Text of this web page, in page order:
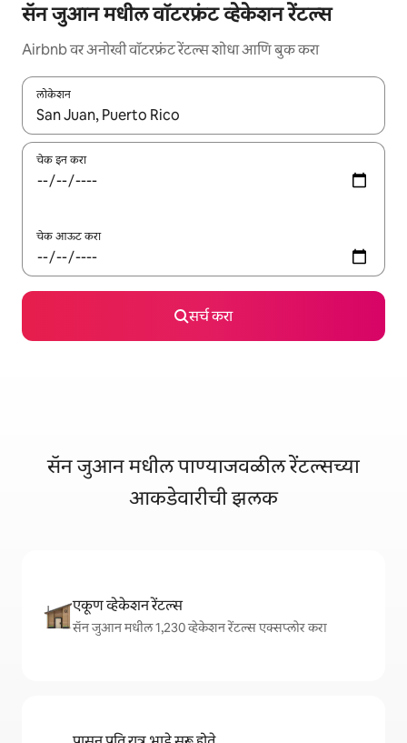
सॅन जुआन मधील वॉटरफ्रंट व्हेकेशन रेंटल्स
Airbnb वर अनोखी वॉटरफ्रंट रेंटल्स शोधा आणि बुक करा
लोकेशन
जेव्हा परिणाम उपलब्ध असतील, तेव्हा वरच्या आणि खाली बाणांच्या किजसह
चेक इन करा
चेक आऊट करा
सर्च करा
सॅन जुआन मधील पाण्याजवळील रेंटल्सच्या
आकडेवारीची झलक
एकूण व्हेकेशन रेंटल्स
सॅन जुआन मधील 1,230 व्हेकेशन रेंटल्स एक्सप्लोर करा